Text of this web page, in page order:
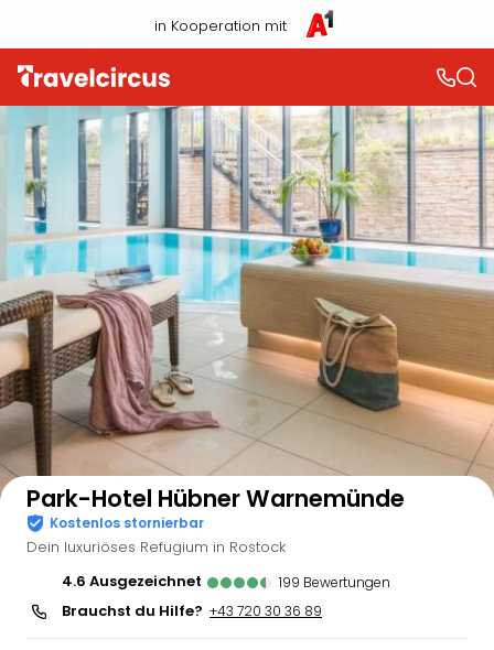
in Kooperation mit
Auf der Karte anzeigen
Park-Hotel Hübner Warnemünde
Kostenlos stornierbar
Dein luxuriöses Refugium in Rostock
4.6
ausgezeichnet 199 Bewertungen
Brauchst du Hilfe? +43 720 30 36 89